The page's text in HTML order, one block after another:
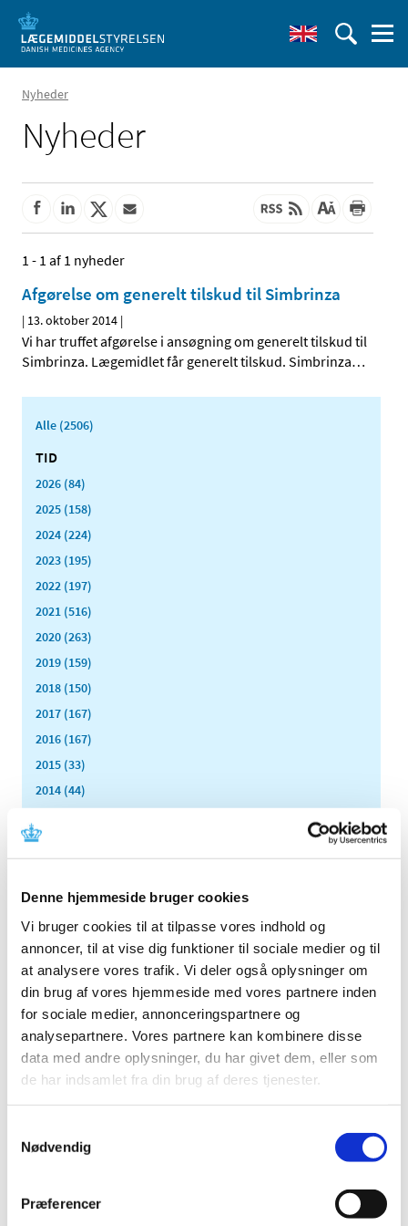
Denne hjemmeside bruger cookies
Vi bruger cookies til at tilpasse vores indhold og
annoncer, til at vise dig funktioner til sociale medier og til
at analysere vores trafik. Vi deler også oplysninger om
din brug af vores hjemmeside med vores partnere inden
for sociale medier, annonceringspartnere og
analysepartnere. Vores partnere kan kombinere disse
data med andre oplysninger, du har givet dem, eller som
de har indsamlet fra din brug af deres tjenester.
Nødvendig
Præferencer
Nyheder
Nyheder
1 - 1 af 1 nyheder
Afgørelse om generelt tilskud til Simbrinza
| 13. oktober 2014 |
Vi har truffet afgørelse i ansøgning om generelt tilskud til
Simbrinza. Lægemidlet får generelt tilskud. Simbrinza…
Alle (2506)
TID
2026 (84)
2025 (158)
2024 (224)
2023 (195)
2022 (197)
2021 (516)
2020 (263)
2019 (159)
2018 (150)
2017 (167)
2016 (167)
2015 (33)
2014 (44)
december (3)
oktober (1)
august (4)
juli (2)
juni (8)
maj (2)
april (2)
februar (6)
januar (3)
2011 (13)
2009 (14)